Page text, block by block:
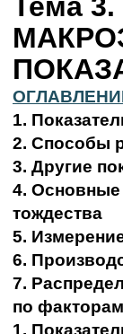
1.
2. Способы
3. Другие
4. Основные
тождества
5.
6.
7.
по
1.